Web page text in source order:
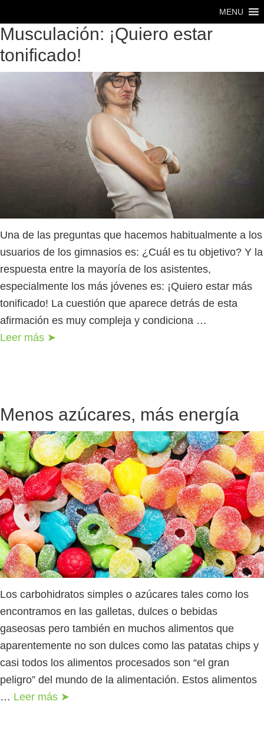
al
contenido
principal
al
pie
de
MENU
Musculación: ¡Quiero estar
tonificado!
Una de las preguntas que hacemos habitualmente a los
usuarios de los gimnasios es: ¿Cuál es tu objetivo? Y la
respuesta entre la mayoría de los asistentes,
especialmente los más jóvenes es: ¡Quiero estar más
tonificado! La cuestión que aparece detrás de esta
afirmación es muy compleja y condiciona …
Leer más ➤
Menos azúcares, más energía
Los carbohidratos simples o azúcares tales como los
encontramos en las galletas, dulces o bebidas
gaseosas pero también en muchos alimentos que
aparentemente no son dulces como las patatas chips y
casi todos los alimentos procesados son “el gran
peligro” del mundo de la alimentación. Estos alimentos
… Leer más ➤